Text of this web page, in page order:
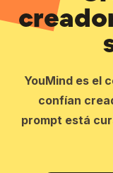
YouMind es el
confían
prompt está